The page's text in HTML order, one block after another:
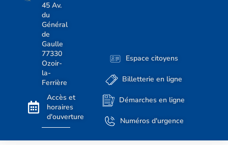
45 Av.
du
Général
de
Gaulle
77330
Ozoir-
la-
Ferrière
Accès et
horaires
d'ouverture
Espace citoyens
Billetterie en ligne
Démarches en ligne
Numéros d'urgence